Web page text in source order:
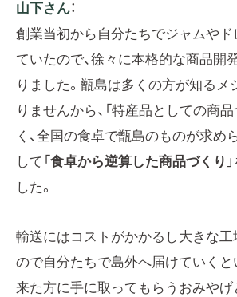
山下さん：
創業当初から自分たちでジャムやド
ていたので、徐々に本格的な商品開
りました。甑島は多くの方が知るメ
りませんから、「特産品としての商
く、全国の食卓で甑島のものが求め
して「 食卓から逆算した商品づくり
した。
輸送にはコストがかかるし大きな工
ので自分たちで島外へ届けていくと
来た方に手に取ってもらうおみやげ